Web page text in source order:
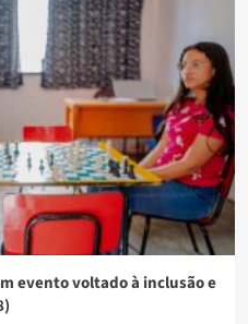
evento voltado à inclusão e